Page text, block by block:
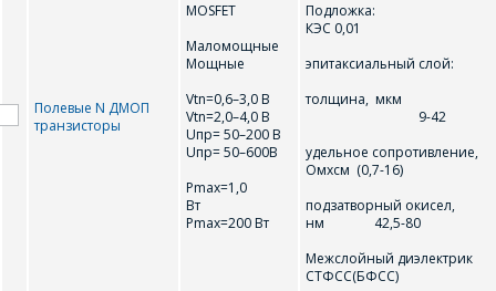
Полевые N ДМОП
транзисторы
MOSFET
Маломощные
Мощные
Vtn=0,6–3,0 В
Vtn=2,0–4,0 В
Uпр= 50–200 В
Uпр= 50–600В
Pmax=1,0
Вт
Pmax=200 Вт
КЭС 0,01
эпитаксиальный слой:
толщина, мкм
9-42
удельное сопротивление,
Омxсм (0,7-16)
подзатворный окисел,
нм 42,5-80
Межслойный диэлектрик
СТФСС(БФСС)
ОФОРМИТЬ ЗАКАЗ
Форма предназначена
для юридических лиц
и ИП.
Продажи физическим
лицам
осуществляются в ТД
ЗАДАТЬ ВОПРОС
СОТРУДНИКИ
КОМПАНИИ С